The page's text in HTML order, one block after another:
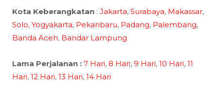
Kota Keberangkatan : Jakarta, Surabaya, Makassar,
Solo, Yogyakarta, Pekanbaru, Padang, Palembang,
Banda Aceh, Bandar Lampung
Lama Perjalanan : 7 Hari, 8 Hari, 9 Hari, 10 Hari, 11
Hari, 12 Hari, 13 Hari, 14 Hari